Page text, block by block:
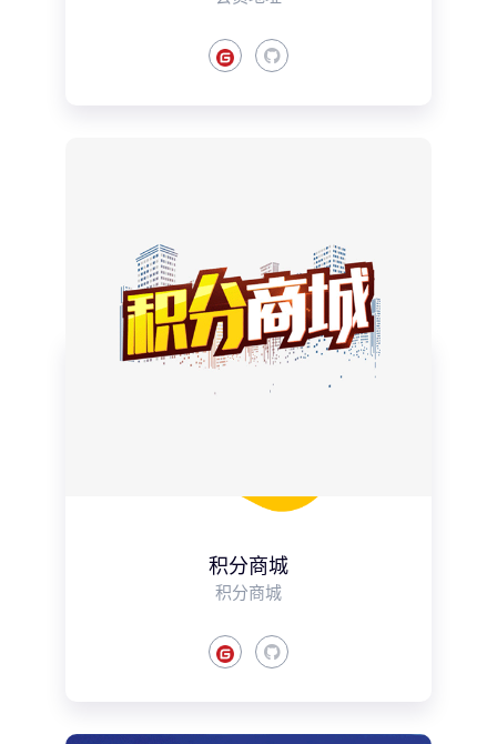
积分商城
积分商城